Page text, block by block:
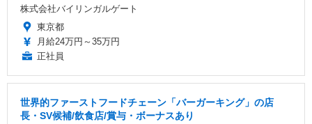
株式会社バイリンガルゲート
東京都
月給24万円～35万円
正社員
世界的ファーストフードチェーン「バーガーキング」の店
長・SV候補/飲食店/賞与・ボーナスあり